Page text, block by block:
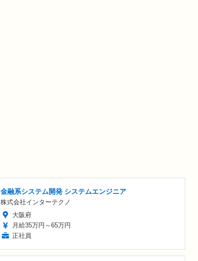
金融系システム開発 システムエンジニア
株式会社インターテクノ
大阪府
月給35万円～65万円
正社員